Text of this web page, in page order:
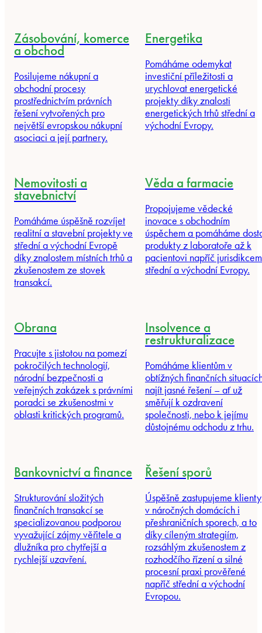
Zásobování, komerce
a obchod
Posilujeme nákupní a
obchodní procesy
prostřednictvím právních
řešení vytvořených pro
největší evropskou nákupní
asociaci a její partnery.
Energetika
Pomáháme odemykat
investiční příležitosti a
urychlovat energetické
projekty díky znalosti
energetických trhů střední a
východní Evropy.
Nemovitosti a
stavebnictví
Pomáháme úspěšně rozvíjet
realitní a stavební projekty ve
střední a východní Evropě
díky znalostem místních trhů a
zkušenostem ze stovek
transakcí.
Věda a farmacie
Propojujeme vědecké
inovace s obchodním
úspěchem a pomáháme
produkty z laboratoře až k
pacientovi napříč
střední a východní Evropy.
Obrana
Pracujte s jistotou na pomezí
pokročilých technologií,
národní bezpečnosti a
veřejných zakázek s právními
poradci se zkušenostmi v
oblasti kritických programů.
Insolvence a
restrukturalizace
Pomáháme klientům v
obtížných finančních
najít jasné řešení – ať už
směřují k ozdravení
společnosti, nebo k jejímu
důstojnému odchodu z trhu.
Bankovnictví a finance
Strukturování složitých
finančních transakcí se
specializovanou podporou
vyvažující zájmy věřitele a
dlužníka pro chytřejší a
rychlejší uzavření.
Řešení sporů
Úspěšně zastupujeme klienty
v náročných domácích i
přeshraničních sporech, a to
díky cíleným strategiím,
rozsáhlým zkušenostem z
rozhodčího řízení a silné
procesní praxi prověřené
napříč střední a východní
Evropou.